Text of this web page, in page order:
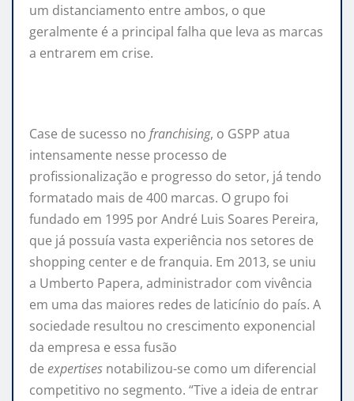
um distanciamento entre ambos, o que
geralmente é a principal falha que leva as marcas
a entrarem em crise.
Case de sucesso no franchising, o GSPP atua
intensamente nesse processo de
profissionalização e progresso do setor, já tendo
formatado mais de 400 marcas. O grupo foi
fundado em 1995 por André Luis Soares Pereira,
que já possuía vasta experiência nos setores de
shopping center e de franquia. Em 2013, se uniu
a Umberto Papera, administrador com vivência
em uma das maiores redes de laticínio do país. A
sociedade resultou no crescimento exponencial
da empresa e essa fusão
de expertises notabilizou-se como um diferencial
competitivo no segmento. “Tive a ideia de entrar